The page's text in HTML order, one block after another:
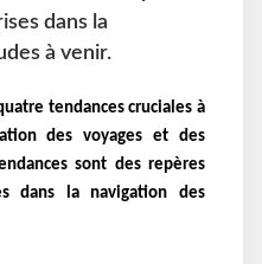
dans la
à venir.
tendances cruciales à
des voyages et des
sont des repères
dans la navigation des